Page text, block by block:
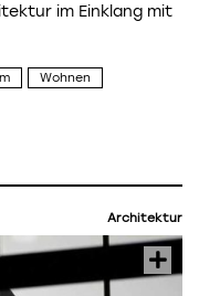
im Einklang mit
Wohnen
Architektur